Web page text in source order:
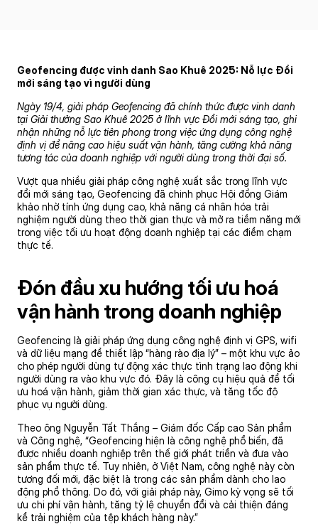
Geofencing được vinh danh Sao Khuê 2025: Nỗ lực Đổi
mới sáng tạo vì người dùng
Ngày 19/4, giải pháp Geofencing đã chính thức được vinh danh
tại Giải thưởng Sao Khuê 2025 ở lĩnh vực Đổi mới sáng tạo, ghi
nhận những nỗ lực tiên phong trong việc ứng dụng công nghệ
định vị để nâng cao hiệu suất vận hành, tăng cường khả năng
tương tác của doanh nghiệp với người dùng trong thời đại số.
Vượt qua nhiều giải pháp công nghệ xuất sắc trong lĩnh vực
đổi mới sáng tạo, Geofencing đã chinh phục Hội đồng Giám
khảo nhờ tính ứng dụng cao, khả năng cá nhân hóa trải
nghiệm người dùng theo thời gian thực và mở ra tiềm năng mới
trong việc tối ưu hoạt động doanh nghiệp tại các điểm chạm
thực tế.
Đón đầu xu hướng tối ưu hoá
vận hành trong doanh nghiệp
Geofencing là giải pháp ứng dụng công nghệ định vị GPS, wifi
và dữ liệu mạng để thiết lập “hàng rào địa lý” – một khu vực ảo
cho phép người dùng tự động xác thực tình trạng lao động khi
người dùng ra vào khu vực đó. Đây là công cụ hiệu quả để tối
ưu hoá vận hành, giảm thời gian xác thực, và tăng tốc độ
phục vụ người dùng.
Theo ông Nguyễn Tất Thắng – Giám đốc Cấp cao Sản phẩm
và Công nghệ, “Geofencing hiện là công nghệ phổ biến, đã
được nhiều doanh nghiệp trên thế giới phát triển và đưa vào
sản phẩm thực tế. Tuy nhiên, ở Việt Nam, công nghệ này còn
tương đối mới, đặc biệt là trong các sản phẩm dành cho lao
động phổ thông. Do đó, với giải pháp này, Gimo kỳ vọng sẽ tối
ưu chi phí vận hành, tăng tỷ lệ chuyển đổi và cải thiện đáng
kể trải nghiệm của tệp khách hàng này.”